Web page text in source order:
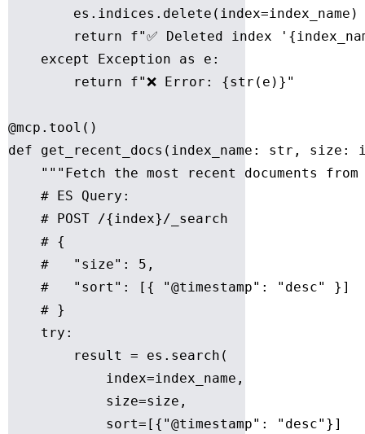
        es.indices.delete(index=index_name)
return f"✅ Deleted index
    except Exception as e:
        return f"❌ Error: {str(e)}"
@mcp.tool()
def get_recent_docs(index_name: str,
"""Fetch the most recent documents from
    # ES Query:
    # POST /{index}/_search
    # {
    #   "size": 5,
    #   "sort": [{ "@timestamp": "desc" }]
    # }
    try:
        result = es.search(
            index=index_name,
            size=size,
            sort=[{"@timestamp": "desc"}]